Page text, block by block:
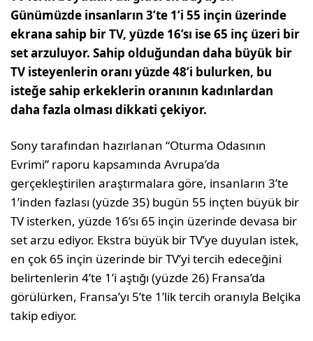
Günümüzde insanların 3’te 1’i 55 inçin üzerinde
ekrana sahip bir TV, yüzde 16’sı ise 65 inç üzeri bir
set arzuluyor. Sahip olduğundan daha büyük bir
TV isteyenlerin oranı yüzde 48’i bulurken, bu
isteğe sahip erkeklerin oranının kadınlardan
daha fazla olması dikkati çekiyor.
Sony tarafından hazırlanan “Oturma Odasının
Evrimi” raporu kapsamında Avrupa’da
gerçekleştirilen araştırmalara göre, insanların 3’te
1’inden fazlası (yüzde 35) bugün 55 inçten büyük bir
TV isterken, yüzde 16’sı 65 inçin üzerinde devasa bir
set arzu ediyor. Ekstra büyük bir TV’ye duyulan istek,
en çok 65 inçin üzerinde bir TV’yi tercih edeceğini
belirtenlerin 4’te 1’i aştığı (yüzde 26) Fransa’da
görülürken, Fransa’yı 5’te 1’lik tercih oranıyla Belçika
takip ediyor.